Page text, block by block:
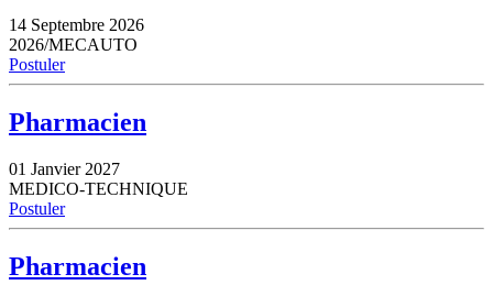
14 Septembre 2026
2026/MECAUTO
Postuler
Pharmacien
01 Janvier 2027
MEDICO-TECHNIQUE
Postuler
Pharmacien